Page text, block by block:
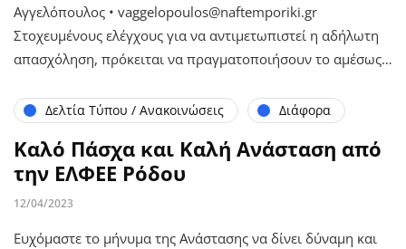
Αγγελόπουλος • vaggelopoulos@naftemporiki.gr
Στοχευμένους ελέγχους για να αντιμετωπιστεί η αδήλωτη
απασχόληση, πρόκειται να πραγματοποιήσουν το αμέσως…
Δελτία Τύπου / Ανακοινώσεις Διάφορα
Καλό Πάσχα και Καλή Ανάσταση από
την ΕΛΦΕΕ Ρόδου
12/04/2023
Ευχόμαστε το μήνυμα της Ανάστασης να δίνει δύναμη και